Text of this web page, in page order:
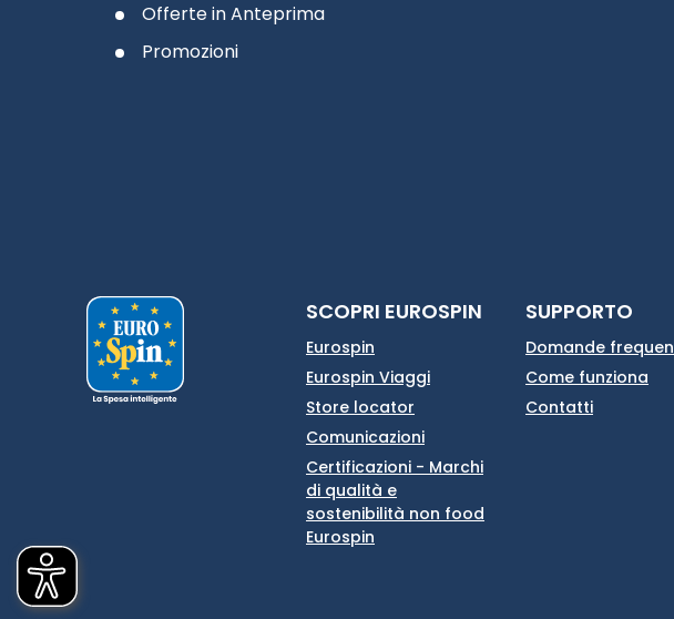
Offerte in Anteprima
Promozioni
SCOPRI EUROSPIN
Eurospin
Eurospin Viaggi
Store locator
Comunicazioni
Certificazioni - Marchi
di qualità e
sostenibilità non food
Eurospin
SUPPORTO
Domande
Come funziona
Contatti